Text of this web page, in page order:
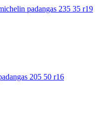
padangas 235 35 r19
205 50 r16